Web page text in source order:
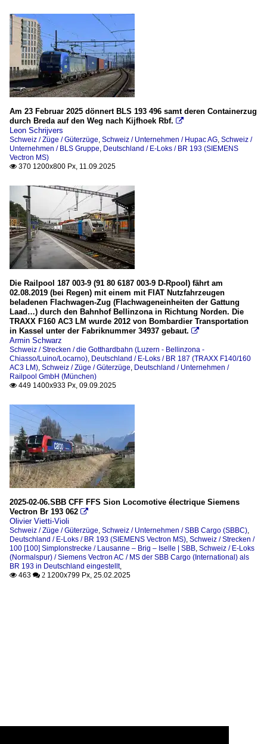
Am 23 Februar 2025 dönnert BLS 193 496 samt deren Containerzug
durch Breda auf den Weg nach Kijfhoek Rbf. 
Leon Schrijvers
Schweiz / Züge / Güterzüge, Schweiz / Unternehmen / Hupac AG, Schweiz /
Unternehmen / BLS Gruppe, Deutschland / E-Loks / BR 193 (SIEMENS
Vectron MS)
 370 1200x800 Px, 11.09.2025
Die Railpool 187 003-9 (91 80 6187 003-9 D-Rpool) fährt am
02.08.2019 (bei Regen) mit einem mit FIAT Nutzfahrzeugen
beladenen Flachwagen-Zug (Flachwageneinheiten der Gattung
Laad…) durch den Bahnhof Bellinzona in Richtung Norden. Die
TRAXX F160 AC3 LM wurde 2012 von Bombardier Transportation
in Kassel unter der Fabriknummer 34937 gebaut. 
Armin Schwarz
Schweiz / Strecken / die Gotthardbahn (Luzern - Bellinzona -
Chiasso/Luino/Locarno), Deutschland / E-Loks / BR 187 (TRAXX F140/160
AC3 LM), Schweiz / Züge / Güterzüge, Deutschland / Unternehmen /
Railpool GmbH (München)
 449 1400x933 Px, 09.09.2025
2025-02-06.SBB CFF FFS Sion Locomotive électrique Siemens
Vectron Br 193 062 
Olivier Vietti-Violi
Schweiz / Züge / Güterzüge, Schweiz / Unternehmen / SBB Cargo (SBBC),
Deutschland / E-Loks / BR 193 (SIEMENS Vectron MS), Schweiz / Strecken /
100 [100] Simplonstrecke / Lausanne – Brig – Iselle | SBB, Schweiz / E-Loks
(Normalspur) / Siemens Vectron AC / MS der SBB Cargo (International) als
BR 193 in Deutschland eingestellt,
 463  2 1200x799 Px, 25.02.2025